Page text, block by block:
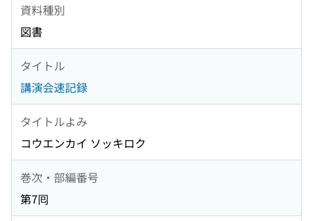
資料種別
図書
タイトル
講演会速記録
タイトルよみ
コウエンカイ ソッキロク
巻次・部編番号
第7囘